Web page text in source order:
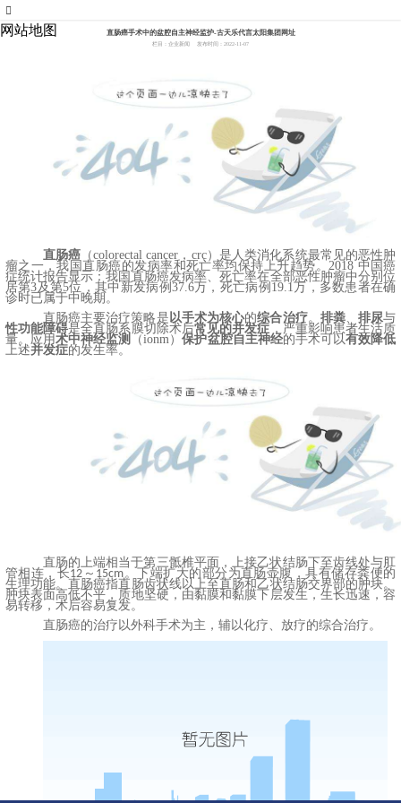
官网
直肠癌手术中的盆腔自主神经监护-古天乐代言太阳集团网址
栏目：企业新闻 发布时间：2022-11-07
直肠癌（colorectal cancer，crc）是人类消化系统最常见的恶性肿
瘤之一，我国直肠癌的发病率和死亡率均保持上升趋势。 2018 中国癌
症统计报告显示：我国直肠癌发病率、死亡率在全部恶性肿瘤中分别位
居第3及第5位，其中新发病例37.6万，死亡病例19.1万，多数患者在确
诊时已属于中晚期。
直肠癌主要治疗策略是 以手术为核心的综合治疗。 排粪 、排尿与
性功能障碍是全直肠系膜切除术后常见的并发症，严重影响患者生活质
量。 应用术中神经监测 （ionm）保护盆腔自主神经的手术可以有效降低
上述并发症的发生率。
直肠的上端相当于第三骶椎平面，上接乙状结肠下至齿线处与肛
管相连，长12 ～ 15cm 。下端扩大的部分为直肠壶腹，具有储存粪便的
生理功能。直肠癌指直肠齿状线以上至直肠和乙状结肠交界部的肿块。
肿块表面高低不平，质地坚硬，由黏膜和黏膜下层发生，生长迅速，容
易转移，术后容易复发。
直肠癌的治疗以外科手术为主，辅以化疗、放疗的综合治疗。
网站地图